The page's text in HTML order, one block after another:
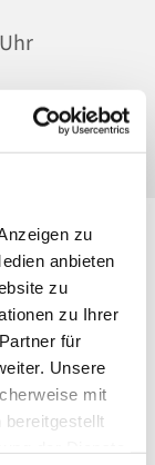
zu
anbieten
zu
zu Ihrer
für
Unsere
mit
bereitgestellt